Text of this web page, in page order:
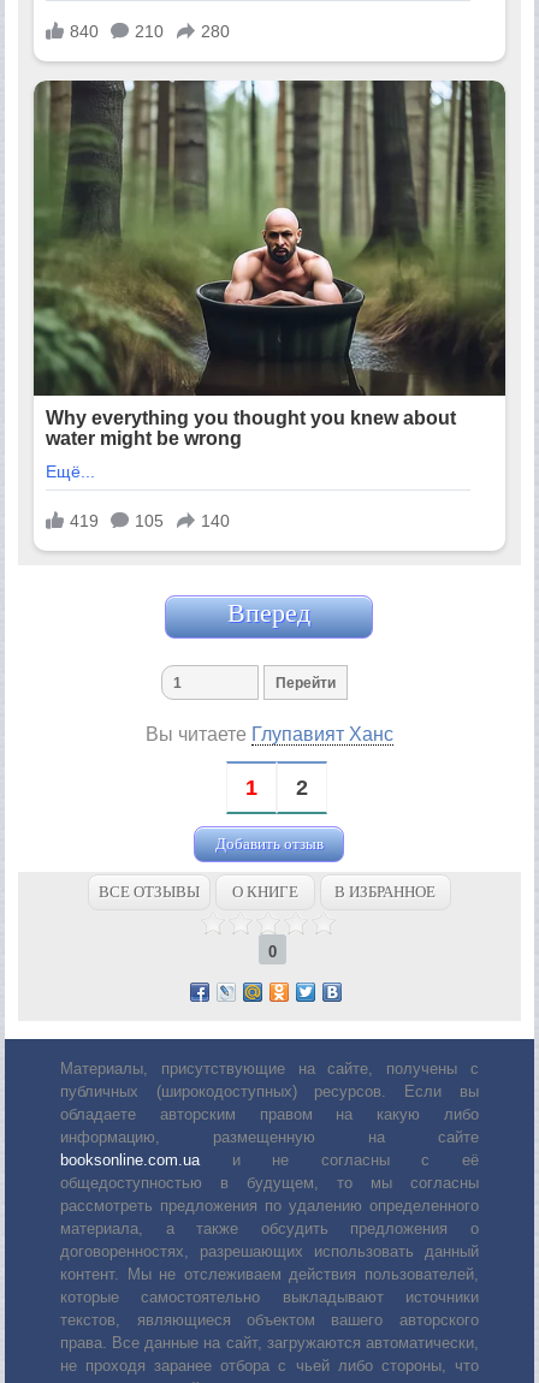
Вперед
Вы читаете Глупавият Ханс
1 2
Добавить отзыв
ВСЕ ОТЗЫВЫ О КНИГЕ В ИЗБРАННОЕ
0
Материалы, присутствующие на сайте, получены с
публичных (широкодоступных) ресурсов. Если вы
обладаете авторским правом на какую либо
информацию, размещенную на сайте
booksonline.com.uaи не согласны с её
общедоступностью в будущем, то мы согласны
рассмотреть предложения по удалению определенного
материала, а также обсудить предложения о
договоренностях, разрешающих использовать данный
контент. Мы не отслеживаем действия пользователей,
которые самостоятельно выкладывают источники
текстов, являющиеся объектом вашего авторского
права. Все данные на сайт, загружаются автоматически,
не проходя заранее отбора с чьей либо стороны, что